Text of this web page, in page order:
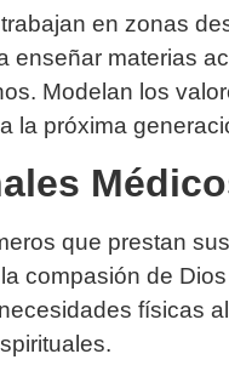
en zonas
enseñar materias
Modelan los
la próxima
que prestan
compasión de
físicas